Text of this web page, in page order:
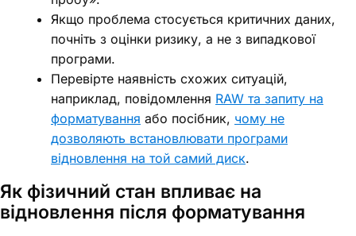
Якщо проблема стосується критичних даних,
почніть з оцінки ризику, а не з випадкової
програми.
Перевірте наявність схожих ситуацій,
наприклад, повідомлення RAW та запиту на
форматування або посібник, чому не
дозволяють встановлювати програми
відновлення на той самий диск.
Як фізичний стан впливає на
відновлення після форматування